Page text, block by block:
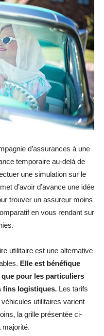
d’assurances à une
temporaire au-delà de
une simulation sur le
d’avoir d’avance une idée
trouver un assureur moins
en vous rendant sur
utilitaire est une alternative
Elle est bénéfique
pour les particuliers
fins logistiques. Les tarifs
utilitaires varient
la grille présentée ci-